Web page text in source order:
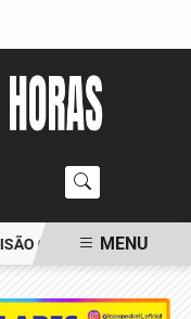
CONTRA TIAGOMENU